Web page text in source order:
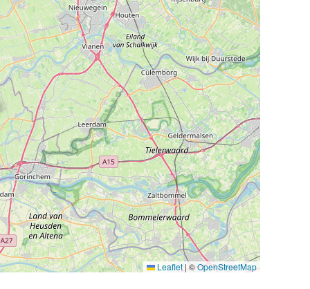
Leaflet |©OpenStreetMap